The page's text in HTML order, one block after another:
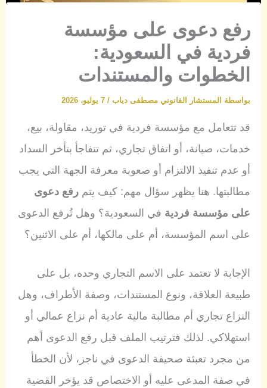
رفع دعوى على مؤسسة
فردية في السعودية:
الخطوات والمستندات
بواسطة المستشار القانوني مصطفى دياب / 7 يوليو، 2026
قد تتعامل مع مؤسسة فردية في توريد، مقاولة، بيع،
خدمات، صيانة، أو اتفاق تجاري، ثم تتفاجأ بتأخر السداد
أو عدم تنفيذ الالتزام أو صعوبة معرفة الجهة التي يجب
مطالبتها. هنا يظهر سؤال مهم: كيف يتم رفع دعوى
على مؤسسة فردية في السعودية؟ وهل تُرفع الدعوى
على اسم المؤسسة، أم على مالكها، أم على الاثنين؟
الإجابة لا تعتمد على الاسم التجاري وحده، بل على
طبيعة العلاقة، ونوع المستندات، وصفة الأطراف، وهل
النزاع تجاري أم مطالبة مالية عادية أم نزاع عمالي أو
استهلاكي. لذلك فترتيب الملف قبل رفع الدعوى أهم
من مجرد تعبئة صحيفة الدعوى في ناجز، لأن الخطأ
في صفة المدعى عليه أو الاختصاص قد يؤخر القضية